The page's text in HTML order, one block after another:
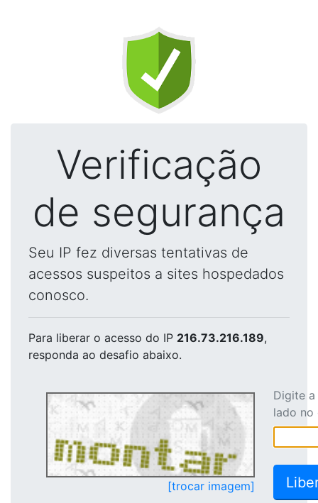
Verificação
de segurança
Seu IP fez diversas tentativas de
acessos suspeitos a sites hospedados
conosco.
Para liberar o acesso do IP 216.73.216.189,
responda ao desafio abaixo.
[trocar imagem]
Digite
lado no